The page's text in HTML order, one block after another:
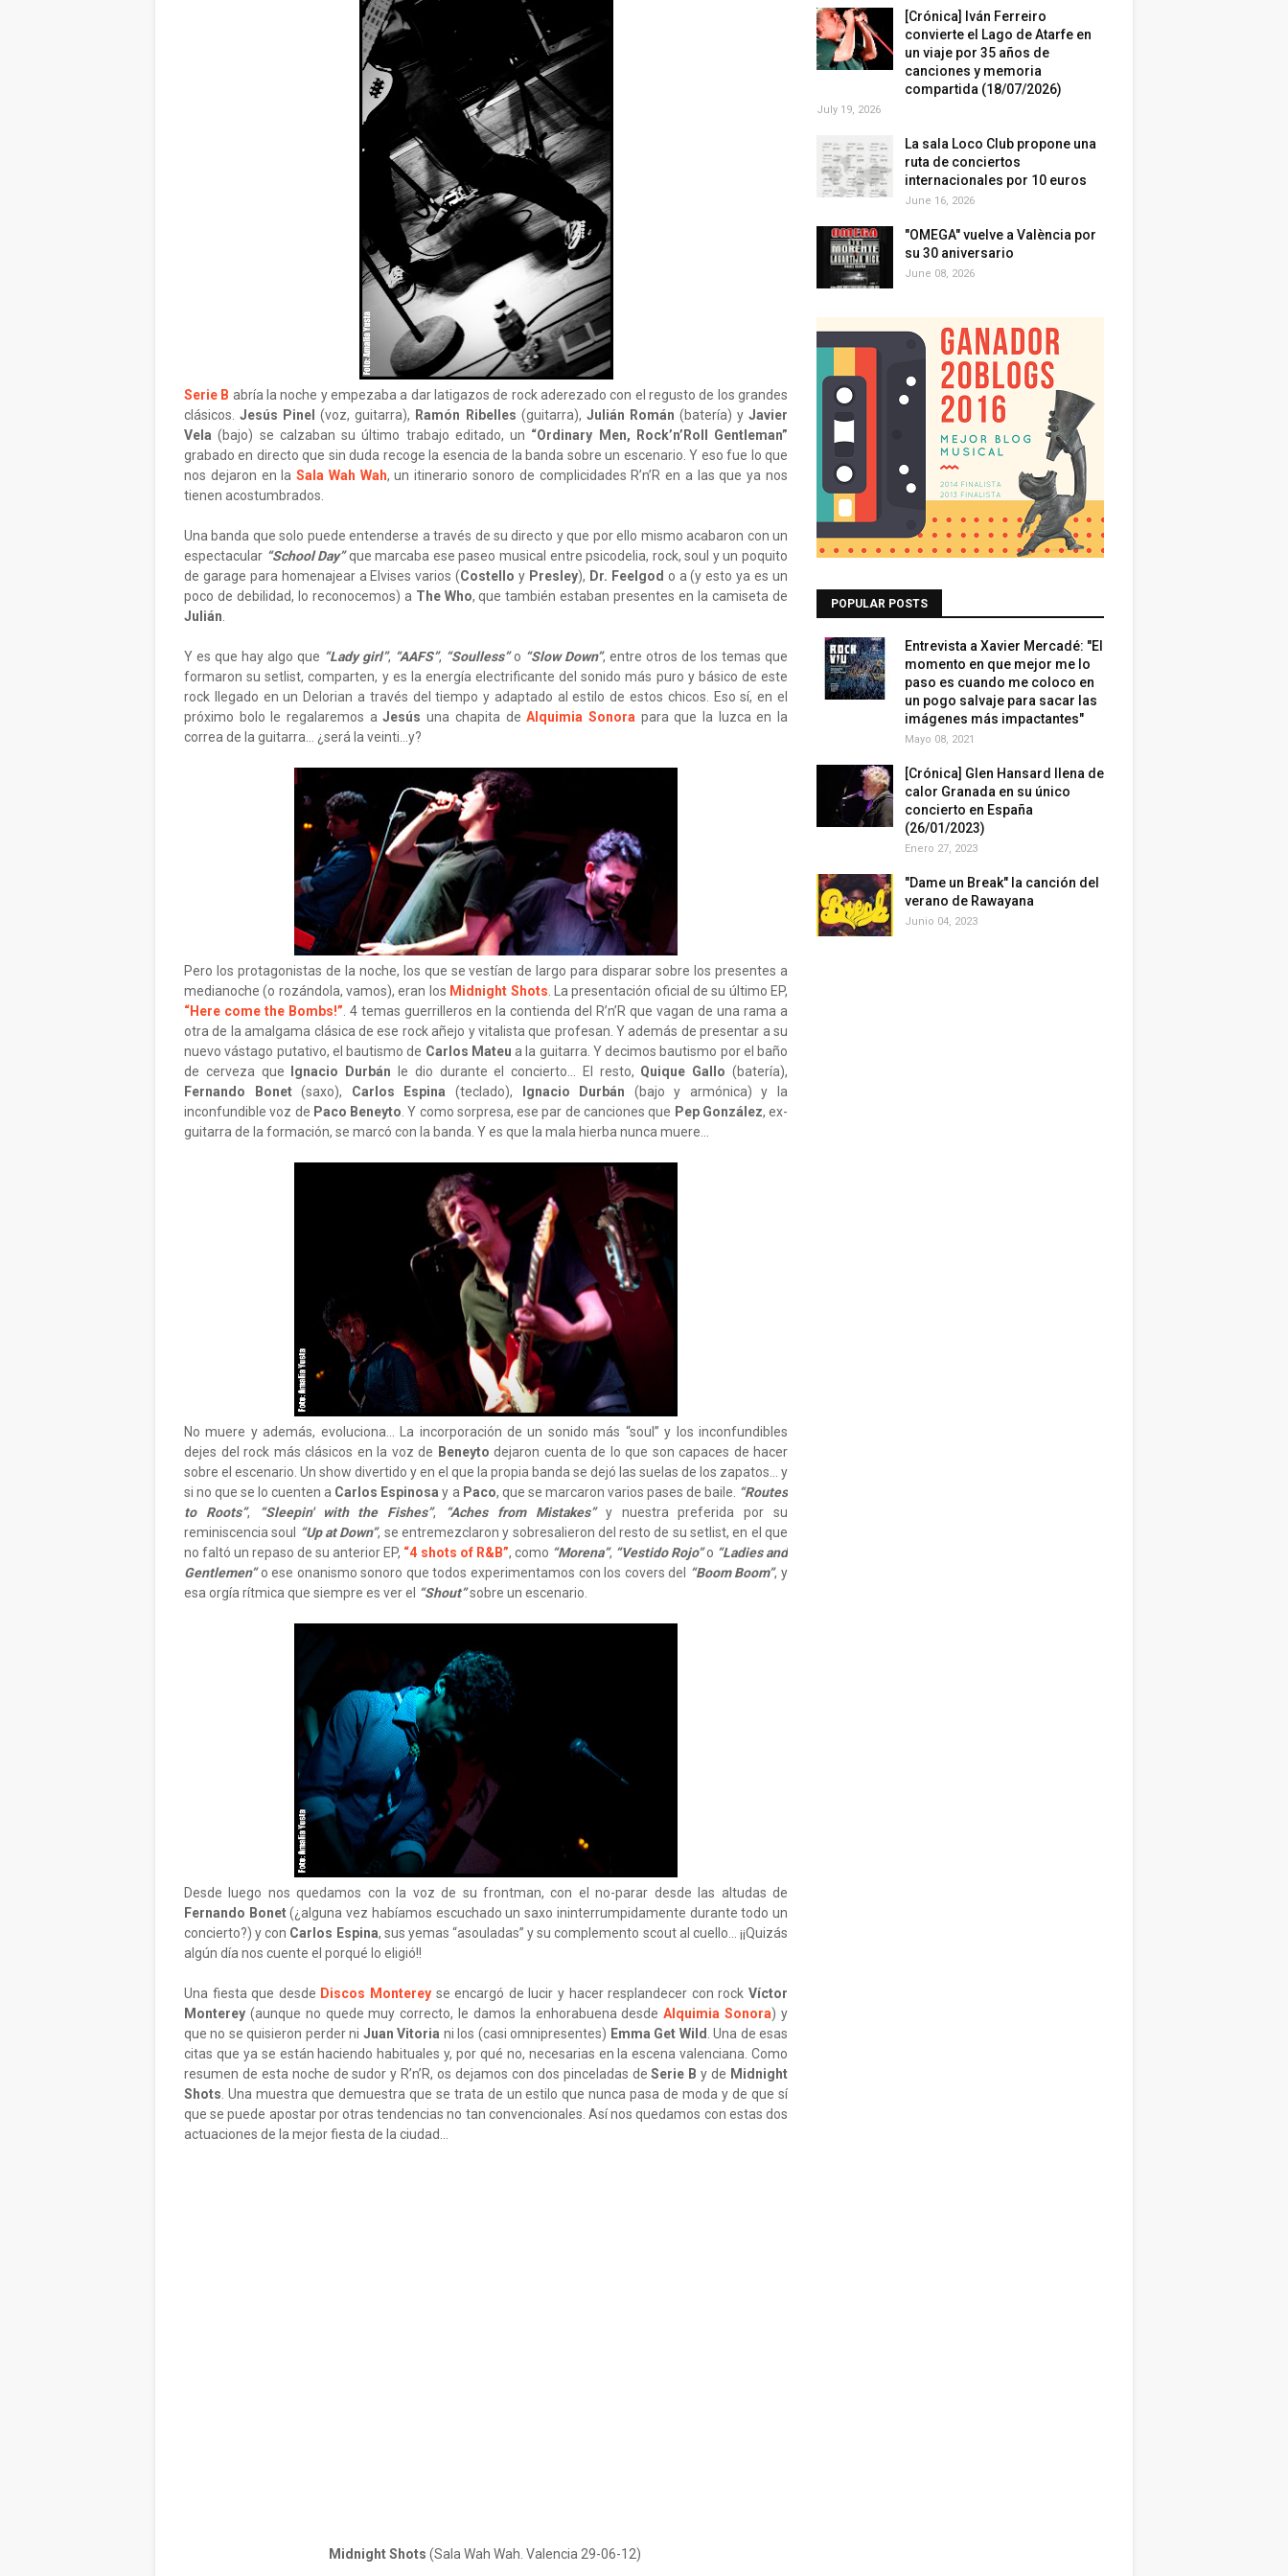
Serie B abría la noche y empezaba a dar latigazos de rock aderezado con el regusto de los grandes
clásicos.Jesús Pinel (voz, guitarra), Ramón Ribelles (guitarra), Julián Román (batería) yJavier
Vela (bajo) se calzaban su último trabajo editado, un “Ordinary Men, Rock’n’Roll Gentleman”
grabado en directo que sin duda recoge la esencia de la banda sobre un escenario. Y eso fue lo que
nos dejaron en laSala Wah Wah, un itinerario sonoro de complicidades R’n’R en a las que ya nos
tienen acostumbrados.
Una banda que solo puede entenderse a través de su directo y que por ello mismo acabaron con un
espectacular “School Day”que marcaba ese paseo musical entre psicodelia, rock, soul y un poquito
de garage para homenajear a Elvises varios (Costello y Presley), Dr. Feelgod o a (y esto ya es un
poco de debilidad, lo reconocemos) a The Who, que también estaban presentes en la camiseta de
Julián
Y es que hay algo que “Lady girl”, “AAFS”, “Soulless”o “Slow Down”, entre otros de los temas que
formaron su setlist, comparten, y es la energía electrificante del sonido más puro y básico de este
rock llegado en un Delorian a través del tiempo y adaptado al estilo de estos chicos. Eso sí, en el
próximo bolo le regalaremos a Jesús una chapita deAlquimia Sonora para que la luzca en la
correa de la guitarra... ¿será la veinti...y?
Pero los protagonistas de la noche, los que se vestían de largo para disparar sobre los presentes a
medianoche (o rozándola, vamos), eran los Midnight Shots . La presentación oficial de su último EP,
“Here come the Bombs!” . 4 temas guerrilleros en la contienda del R’n’R que vagan de una rama a
otra de la amalgama clásica de ese rock añejo y vitalista que profesan. Y además de presentar a su
nuevo vástago putativo, el bautismo de Carlos Mateu a la guitarra. Y decimos bautismo por el baño
de cerveza que
Ignacio Durbán le dio durante el concierto... El resto, Quique Gallo (batería),
Fernando Bonet(saxo), Carlos Espina (teclado), Ignacio Durbán (bajo y armónica) y la
inconfundible voz de Paco Beneyto . Y como sorpresa, ese par de canciones que Pep González, ex-
guitarra de la formación, se marcó con la banda. Y es que la mala hierba nunca muere...
No muere y además, evoluciona... La incorporación de un sonido más “soul” y los inconfundibles
dejes del rock más clásicos en la voz de Beneyto dejaron cuenta de lo que son capaces de hacer
sobre el escenario. Un show divertido y en el que la propia banda se dejó las suelas de los zapatos... y
si no que se lo cuenten a Carlos Espinosa y a Paco, que se marcaron varios pases de baile. “Routes
to Roots”, “Sleepin' with the Fishes”, “Aches from Mistakes” y nuestra preferida por su
reminiscencia soul
“Up at Down”, se entremezclaron y sobresalieron del resto de su setlist, en el que
no faltó un repaso de su anterior EP, “4 shots of R&B”, como “Morena”, “Vestido Rojo”o “Ladies and
Gentlemen”o ese onanismo sonoro que todos experimentamos con los covers del “Boom Boom”, y
esa orgía rítmica que siempre es ver el “Shout”sobre un escenario.
Desde luego nos quedamos con la voz de su frontman, con el no-parar desde las altudas de
Fernando Bonet(¿alguna vez habíamos escuchado un saxo ininterrumpidamente durante todo un
concierto?) y con Carlos Espina, sus yemas “asouladas” y su complemento scout al cuello... ¡¡Quizás
algún día nos cuente el porqué lo eligió!!
Una fiesta que desde Discos Monterey se encargó de lucir y hacer resplandecer con rockVíctor
Monterey (aunque no quede muy correcto, le damos la enhorabuena desdeAlquimia Sonora) y
que no se quisieron perder ni Juan Vitoria ni los (casi omnipresentes) Emma Get Wild . Una de esas
citas que ya se están haciendo habituales y, por qué no, necesarias en la escena valenciana. Como
resumen de esta noche de sudor y R’n’R, os dejamos con dos pinceladas deSerie B y de Midnight
Shots . Una muestra que demuestra que se trata de un estilo que nunca pasa de moda y de que sí
que se puede apostar por otras tendencias no tan convencionales. Así nos quedamos con estas dos
actuaciones de la mejor fiesta de la ciudad...
Midnight Shots (Sala Wah Wah. Valencia 29-06-12)
[Crónica] Iván Ferreiro
convierte el Lago de Atarfe en
un viaje por 35 años de
canciones y memoria
compartida (18/07/2026)
July 19, 2026
La sala Loco Club propone una
ruta de conciertos
internacionales por 10 euros
June 16, 2026
"OMEGA" vuelve a València por
su 30 aniversario
June 08, 2026
POPULAR POSTS
Entrevista a Xavier Mercadé: "El
momento en que mejor me lo
paso es cuando me coloco en
un pogo salvaje para sacar las
imágenes más impactantes"
Mayo 08, 2021
[Crónica] Glen Hansard llena de
calor Granada en su único
concierto en España
(26/01/2023)
Enero 27, 2023
"Dame un Break" la canción del
verano de Rawayana
Junio 04, 2023